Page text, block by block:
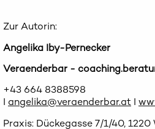
Zur Autorin:
Angelika Iby-Pernecker
Veraenderbar -
+43 664 8388598
I angelika@veraenderbar.at I
Praxis: Dückegasse 7/1/40, 1220